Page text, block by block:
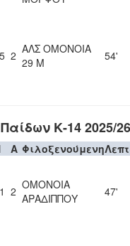
5 2 ΑΛΣ ΟΜΟΝΟΙΑ
29 Μ
54'
Κ-14 2025/26
A Φιλοξενούμενη
1 2 ΟΜΟΝΟΙΑ
ΑΡΑΔΙΠΠΟΥ
47'